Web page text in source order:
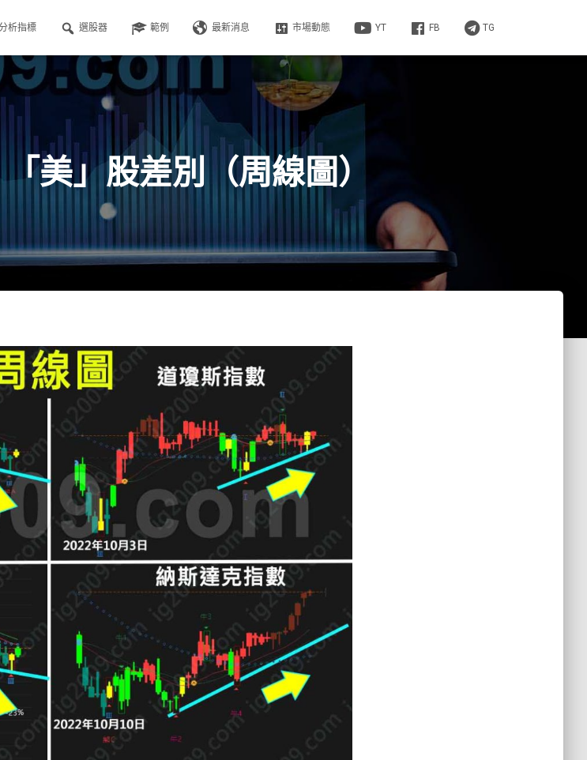
析指標 選股器 範例 最新消息 市場動態 YT FB TG
美」股差別（周線圖）